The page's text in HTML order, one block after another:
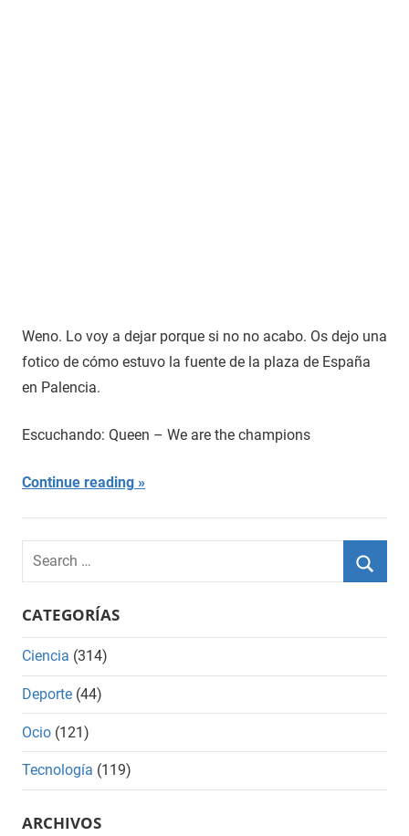
Weno. Lo voy a dejar porque si no no acabo. Os dejo una
fotico de cómo estuvo la fuente de la plaza de España
en Palencia.
Escuchando: Queen – We are the champions
Continue reading
Search
for:
CATEGORÍAS
Ciencia (314)
Deporte (44)
Ocio (121)
Tecnología (119)
ARCHIVOS